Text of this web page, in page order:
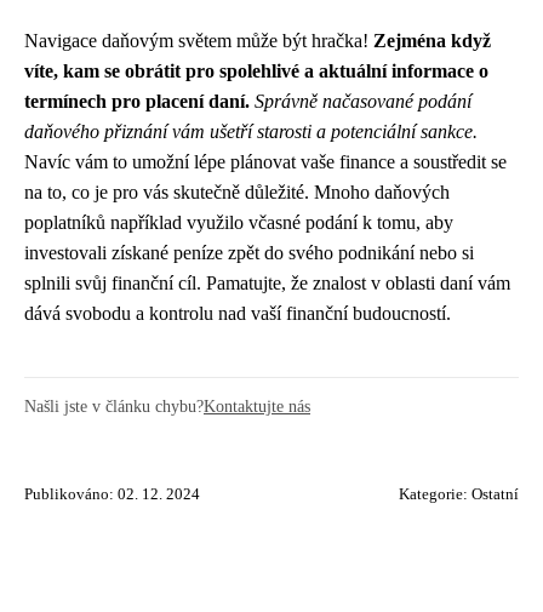
Navigace daňovým světem může být hračka! Zejména když
víte, kam se obrátit pro spolehlivé a aktuální informace o
termínech pro placení daní. Správně načasované podání
daňového přiznání vám ušetří starosti a potenciální sankce.
Navíc vám to umožní lépe plánovat vaše finance a soustředit se
na to, co je pro vás skutečně důležité. Mnoho daňových
poplatníků například využilo včasné podání k tomu, aby
investovali získané peníze zpět do svého podnikání nebo si
splnili svůj finanční cíl. Pamatujte, že znalost v oblasti daní vám
dává svobodu a kontrolu nad vaší finanční budoucností.
Našli jste v článku chybu?Kontaktujte nás
Publikováno: 02. 12. 2024 Kategorie: Ostatní